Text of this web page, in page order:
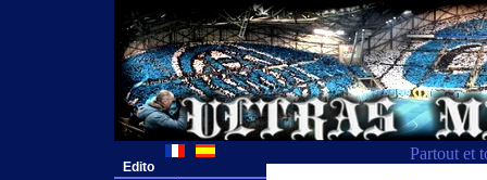
Partout et
Edito